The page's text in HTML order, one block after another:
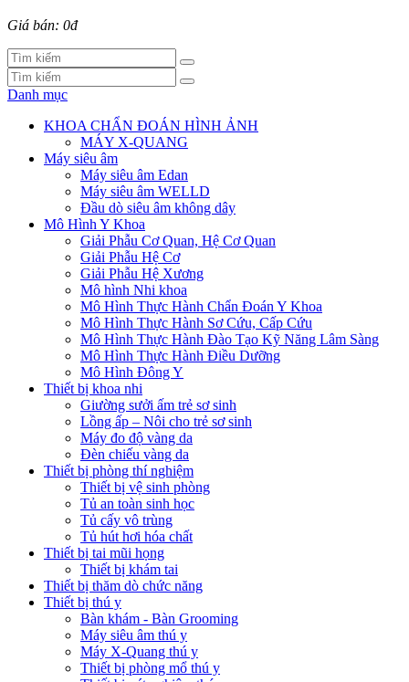
Giá bán: 0đ
Danh mục
KHOA CHẨN ĐOÁN HÌNH ẢNH
MÁY X-QUANG
Máy siêu âm
Máy siêu âm Edan
Máy siêu âm WELLD
Đầu dò siêu âm không dây
Mô Hình Y Khoa
Giải Phẫu Cơ Quan, Hệ Cơ Quan
Giải Phẫu Hệ Cơ
Giải Phẫu Hệ Xương
Mô hình Nhi khoa
Mô Hình Thực Hành Chẩn Đoán Y Khoa
Mô Hình Thực Hành Sơ Cứu, Cấp Cứu
Mô Hình Thực Hành Đào Tạo Kỹ Năng Lâm Sàng
Mô Hình Thực Hành Điều Dưỡng
Mô Hình Đông Y
Thiết bị khoa nhi
Giường sưởi ấm trẻ sơ sinh
Lồng ấp – Nôi cho trẻ sơ sinh
Máy đo độ vàng da
Đèn chiếu vàng da
Thiết bị phòng thí nghiệm
Thiết bị vệ sinh phòng
Tủ an toàn sinh học
Tủ cấy vô trùng
Tủ hút hơi hóa chất
Thiết bị tai mũi họng
Thiết bị khám tai
Thiết bị thăm dò chức năng
Thiết bị thú y
Bàn khám - Bàn Grooming
Máy siêu âm thú y
Máy X-Quang thú y
Thiết bị phòng mổ thú y